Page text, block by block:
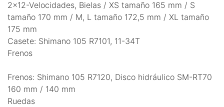
2x12-Velocidades, Bielas / XS tamaño 165 mm / S
tamaño 170 mm / M, L tamaño 172,5 mm / XL tamaño
175 mm
Casete: Shimano 105 R7101, 11-34T
Frenos
Frenos: Shimano 105 R7120, Disco hidráulico SM-RT70
160 mm / 140 mm
Ruedas